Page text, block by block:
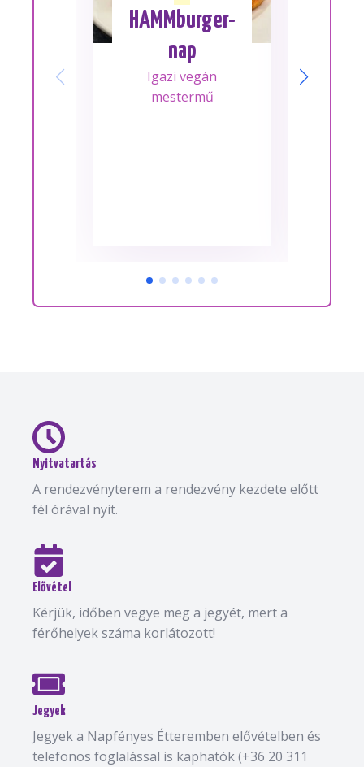
HAMMburger-
nap
Igazi vegán
mestermű
Nyitvatartás
A rendezvényterem a rendezvény kezdete előtt
fél órával nyit.
Elővétel
Kérjük, időben vegye meg a jegyét, mert a
férőhelyek száma korlátozott!
Jegyek
Jegyek a Napfényes Étteremben elővételben és
telefonos foglalással is kaphatók (+36 20 311